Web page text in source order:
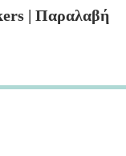
| Παραλαβή